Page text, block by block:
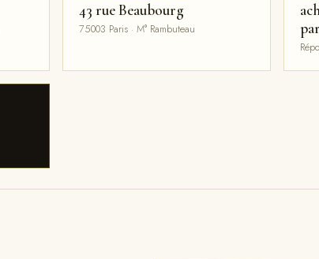
43 rue Beaubourg
75003 Paris · M° Rambuteau